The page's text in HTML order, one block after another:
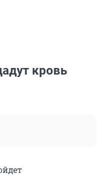
кровь